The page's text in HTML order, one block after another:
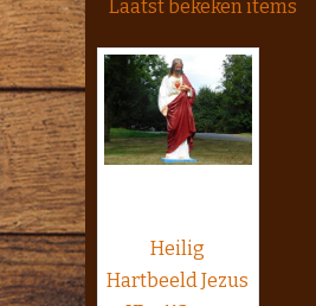
Laatst bekeken items
Heilig
Hartbeeld Jezus